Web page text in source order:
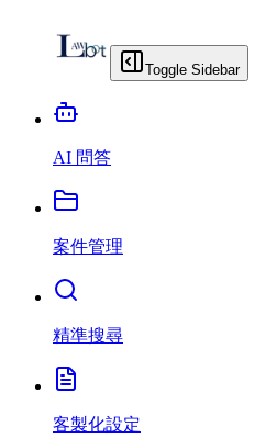
Toggle Sidebar
AI 問答
案件管理
精準搜尋
客製化設定